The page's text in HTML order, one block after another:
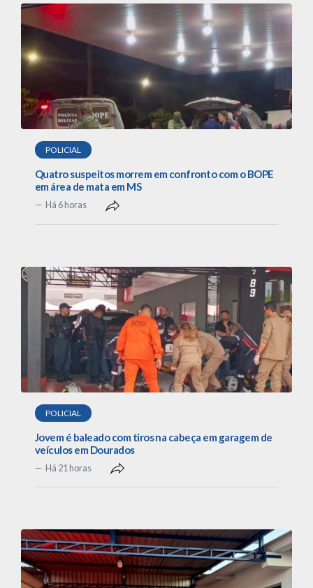
POLICIAL
Quatro suspeitos morrem em confronto com o BOPE
em área de mata em MS
Há 6 horas
POLICIAL
Jovem é baleado com tiros na cabeça em garagem de
veículos em Dourados
Há 21 horas